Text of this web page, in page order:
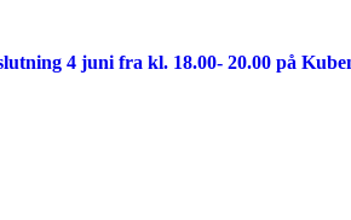
4 juni fra kl. 18.00- 20.00 på